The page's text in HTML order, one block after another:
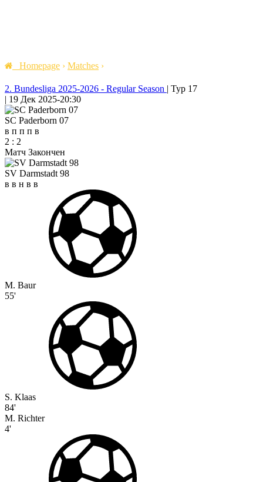
Homepage › Matches ›
2. Bundesliga 2025-2026 - Regular Season | Тур 17
| 19 Дек 2025-20:30
SC Paderborn 07
в п п п в
2 : 2
Матч Закончен
SV Darmstadt 98
в в н в в
M. Baur
55'
S. Klaas
84'
M. Richter
4'